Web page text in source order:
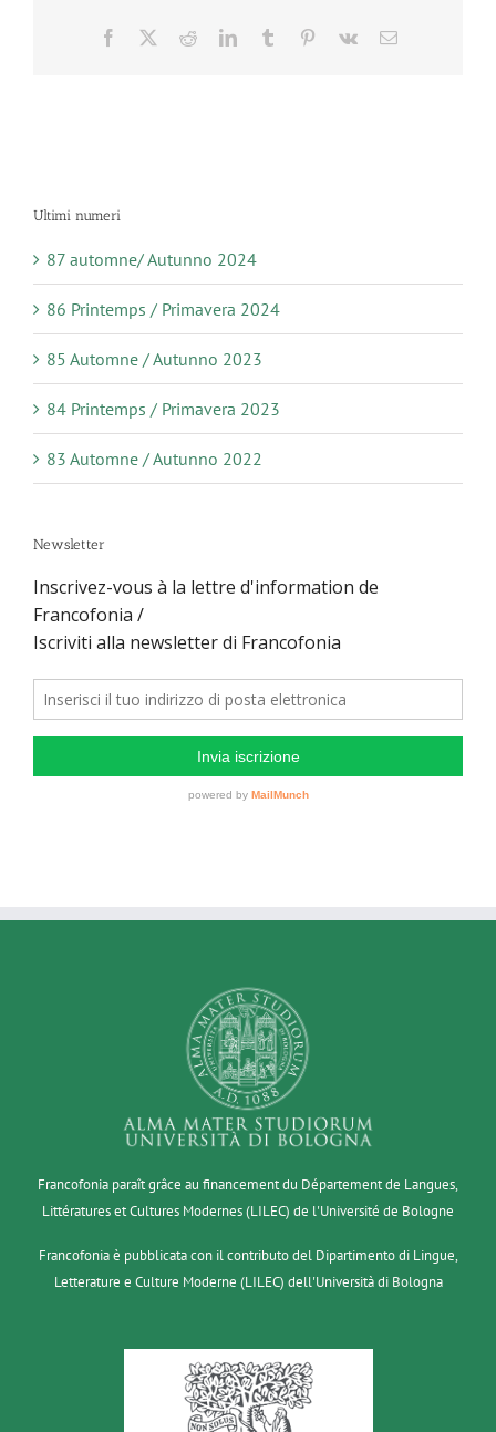
Facebook RedditLinkedInTumblr Pinterest
Vk Email
Ultimi numeri
87 automne/ Autunno 2024
86 Printemps / Primavera 2024
85 Automne / Autunno 2023
84 Printemps / Primavera 2023
83 Automne / Autunno 2022
Newsletter
Francofonia paraît grâce au financement du Département de Langues,
Littératures et Cultures Modernes (LILEC) de l'Université de Bologne
Francofonia è pubblicata con il contributo del Dipartimento di Lingue,
Letterature e Culture Moderne (LILEC) dell'Università di Bologna